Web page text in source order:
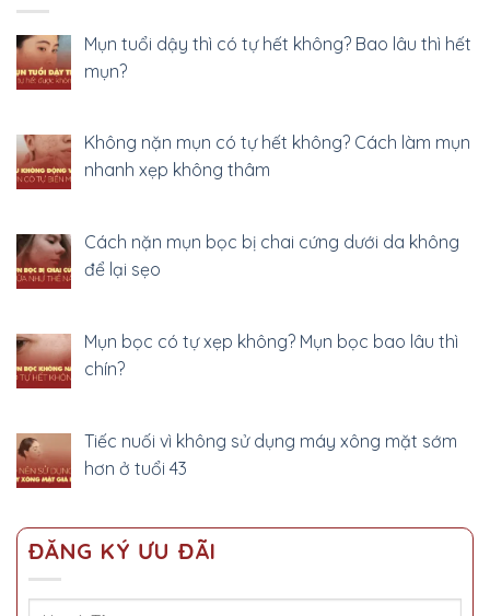
Mụn tuổi dậy thì có tự hết không? Bao lâu thì hết
mụn?
Không nặn mụn có tự hết không? Cách làm mụn
nhanh xẹp không thâm
Cách nặn mụn bọc bị chai cứng dưới da không
để lại sẹo
Mụn bọc có tự xẹp không? Mụn bọc bao lâu thì
chín?
Tiếc nuối vì không sử dụng máy xông mặt sớm
hơn ở tuổi 43
ĐĂNG KÝ ƯU ĐÃI